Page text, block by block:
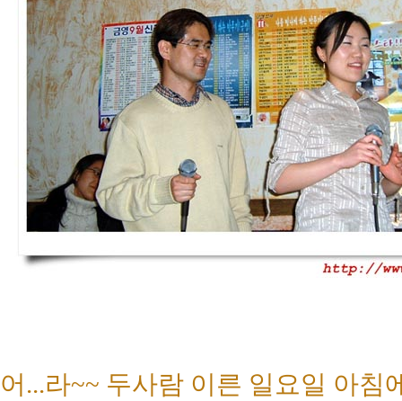
어...라~~ 두사람 이른 일요일 아침